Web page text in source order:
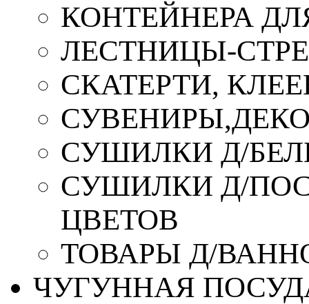
КОНТЕЙНЕРА
ЛЕСТНИЦЫ-
СКАТЕРТИ,
СУШИЛКИ Д/
СУШИЛКИ Д/
ЦВЕТОВ
ТОВАРЫ Д/
ЧУГУННАЯ